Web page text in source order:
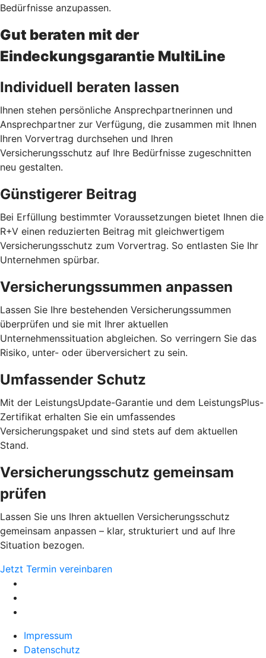
Bedürfnisse anzupassen.
Gut beraten mit der
Eindeckungsgarantie MultiLine
Individuell beraten lassen
Ihnen stehen persönliche Ansprechpartnerinnen und
Ansprechpartner zur Verfügung, die zusammen mit Ihnen
Ihren Vorvertrag durchsehen und Ihren
Versicherungsschutz auf Ihre Bedürfnisse zugeschnitten
neu gestalten.
Günstigerer Beitrag
Bei Erfüllung bestimmter Voraussetzungen bietet Ihnen die
R+V einen reduzierten Beitrag mit gleichwertigem
Versicherungsschutz zum Vorvertrag. So entlasten Sie Ihr
Unternehmen spürbar.
Versicherungssummen anpassen
Lassen Sie Ihre bestehenden Versicherungssummen
überprüfen und sie mit Ihrer aktuellen
Unternehmenssituation abgleichen. So verringern Sie das
Risiko, unter- oder überversichert zu sein.
Umfassender Schutz
Mit der LeistungsUpdate-Garantie und dem LeistungsPlus-
Zertifikat erhalten Sie ein umfassendes
Versicherungspaket und sind stets auf dem aktuellen
Stand.
Versicherungsschutz gemeinsam
prüfen
Lassen Sie uns Ihren aktuellen Versicherungsschutz
gemeinsam anpassen – klar, strukturiert und auf Ihre
Situation bezogen.
Jetzt Termin vereinbaren
Impressum
Datenschutz